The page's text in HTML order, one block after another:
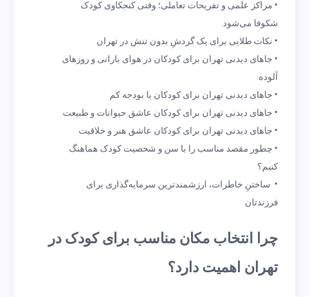
مراکز علمی و تفریحات تعاملی؛ وقتی کنجکاوی کودک
شکوفا می‌شود
نکات طلایی برای یک گردشِ بدون تنش در تهران
جاهای دیدنی تهران برای کودکان در هوای بارانی و روزهای
آلوده
جاهای دیدنی تهران برای کودکان با بودجه کم
جاهای دیدنی تهران برای کودکان عاشق حیوانات و طبیعت
جاهای دیدنی تهران برای کودکان عاشق هنر و خلاقیت
چطور مقصد مناسب را با سن و شخصیت کودک هماهنگ
کنیم؟
ساختنِ خاطرات، ارزشمندترین سرمایه‌گذاری برای
فرزندتان
چرا انتخاب مکان مناسب برای کودک در
تهران اهمیت دارد؟